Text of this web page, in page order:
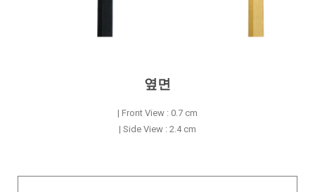
옆면
| Front View : 0.7 cm
| Side View : 2.4 cm